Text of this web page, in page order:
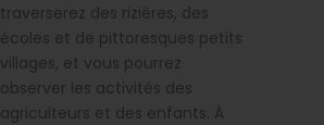
traverserez des rizières, des
écoles et de pittoresques petits
villages, et vous pourrez
observer les activités des
agriculteurs et des enfants. À